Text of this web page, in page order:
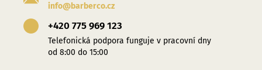
info@barberco.cz
+420 775 969 123
Telefonická podpora funguje v pracovní dny
od 8:00 do 15:00